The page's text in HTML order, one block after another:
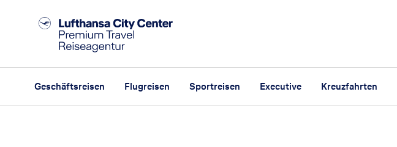
Geschäftsreisen Flugreisen Sportreisen Executive Kreuzfahrten